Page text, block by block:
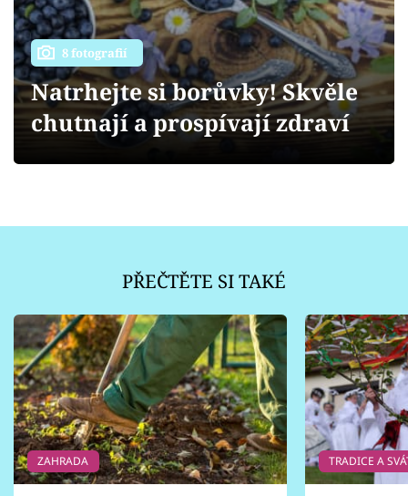
Přihlášení
Sledujte nás
8 fotografií
Natrhejte si borůvky! Skvěle
chutnají a prospívají zdraví
PŘEČTĚTE SI TAKÉ
ZAHRADA TRADICE A